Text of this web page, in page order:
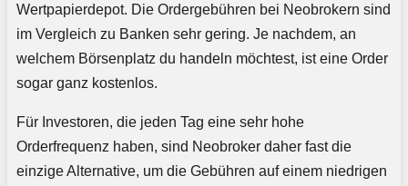
Wertpapierdepot. Die Ordergebühren bei Neobrokern sind
im Vergleich zu Banken sehr gering. Je nachdem, an
welchem Börsenplatz du handeln möchtest, ist eine Order
sogar ganz kostenlos.
Für Investoren, die jeden Tag eine sehr hohe
Orderfrequenz haben, sind Neobroker daher fast die
einzige Alternative, um die Gebühren auf einem niedrigen